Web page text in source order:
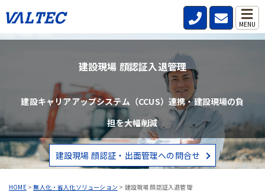
MENU
HOME>無人化・省人化ソリューション > 建設現場 顔認証入退管理
建設現場 顔認証入退管理
建設キャリアアップシステム（CCUS）連携・建設現場の負
担を大幅削減
建設現場 顔認証・出面管理への問合せ